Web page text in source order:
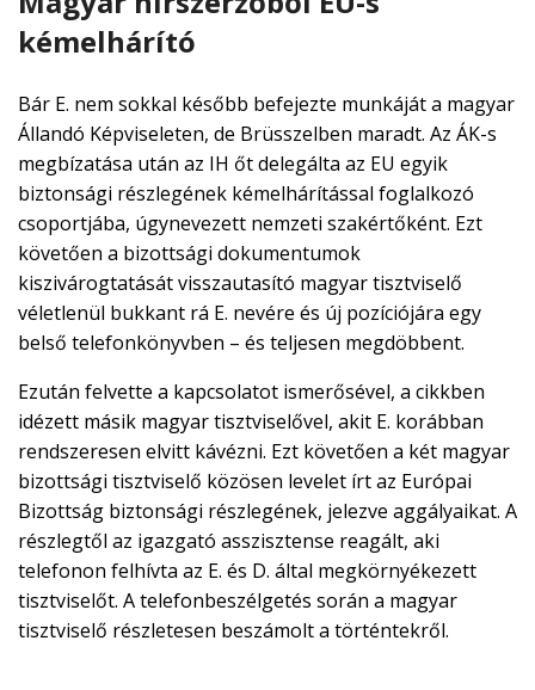
kémelhárító
Bár E. nem sokkal később befejezte munkáját a magyar
Állandó Képviseleten, de Brüsszelben maradt. Az ÁK-s
megbízatása után az IH őt delegálta az EU egyik
biztonsági részlegének kémelhárítással foglalkozó
csoportjába, úgynevezett nemzeti szakértőként. Ezt
követően a bizottsági dokumentumok
kiszivárogtatását visszautasító magyar tisztviselő
véletlenül bukkant rá E. nevére és új pozíciójára egy
belső telefonkönyvben – és teljesen megdöbbent.
Ezután felvette a kapcsolatot ismerősével, a cikkben
idézett másik magyar tisztviselővel, akit E. korábban
rendszeresen elvitt kávézni. Ezt követően a két magyar
bizottsági tisztviselő közösen levelet írt az Európai
Bizottság biztonsági részlegének, jelezve aggályaikat. A
részlegtől az igazgató asszisztense reagált, aki
telefonon felhívta az E. és D. által megkörnyékezett
tisztviselőt. A telefonbeszélgetés során a magyar
tisztviselő részletesen beszámolt a történtekről.